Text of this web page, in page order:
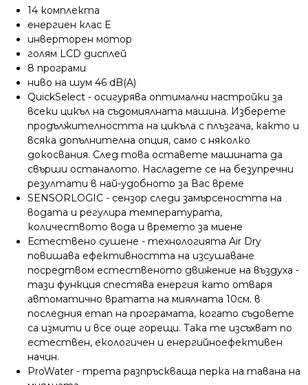
14 комплекта
енергиен клас E
инверторен мотор
голям LCD дисплей
8 програми
ниво на шум 46 dB(A)
QuickSelect - осигурява оптимални настройки за
всеки цикъл на съдомиялната машина. Изберете
продължителността на цикъла с плъзгача, както и
всяка допълнителна опция, само с няколко
докосвания. След това оставете машината да
свърши останалото. Насладете се на безупречни
резултати в най-удобното за Вас време
SENSORLOGIC - сензор следи замърсеността на
водата и регулира температурата,
количеството вода и времето за миене
Естествено сушене - технологията Air Dry
повишава ефективността на изсушаване
посредтвом естественото движение на въздуха -
тази функция спестява енергия като отваря
автоматично вратата на миялната 10см. в
последния етап на програмата, когато съдовете
са измити и все още горещи. Така те изсъхват по
естествен, екологичен и енергийноефективен
начин.
ProWater - трета разпръскваща перка на тавана на